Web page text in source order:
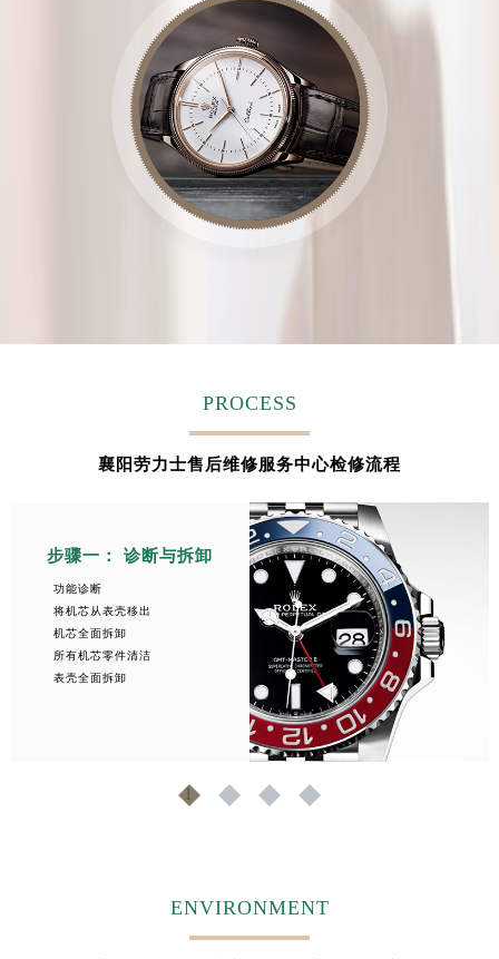
PROCESS
襄阳劳力士售后维修服务中心检修流程
步骤一： 诊断与拆卸
功能诊断
将机芯从表壳移出
机芯全面拆卸
所有机芯零件清洁
表壳全面拆卸
1 2 3 4
ENVIRONMENT